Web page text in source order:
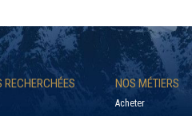
NOS MÉTIERS
Acheter